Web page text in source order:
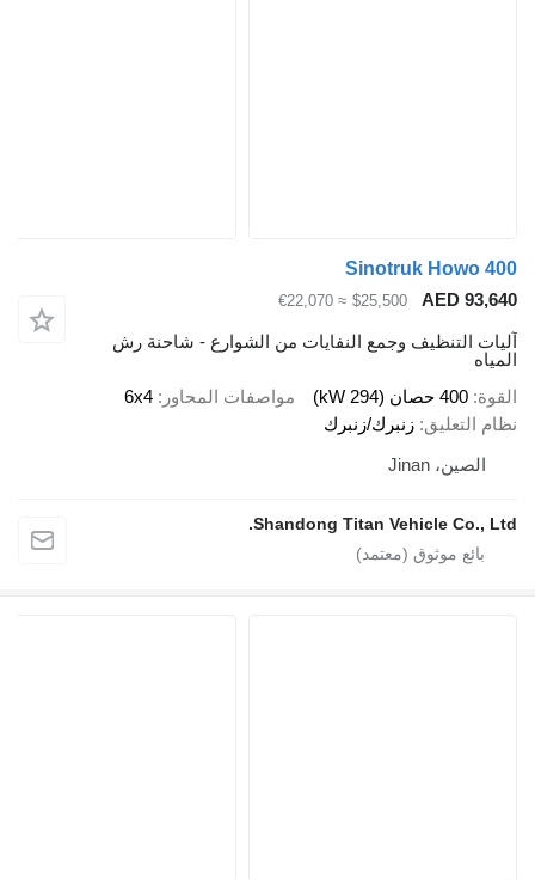
Sinotruk Howo 400
AED 93,640
$25,500
≈ €22,070
آليات التنظيف وجمع النفايات من الشوارع - شاحنة رش
المياه
القوة 400 حصان (294 kW) مواصفات المحاور
6x4
نظام التعليق زنبرك/زنبرك
الصين، Jinan
Shandong Titan Vehicle Co., Ltd.